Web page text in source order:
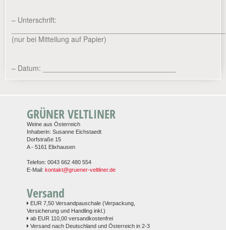
– Unterschrift:
(nur bei Mitteilung auf Papier)
– Datum: _________________________________
GRÜNER VELTLINER
Weine aus Österreich
Inhaberin: Susanne Eichstaedt
Dorfstraße 15
A - 5161 Elixhausen
Telefon: 0043 662 480 554
E-Mail: kontakt@gruener-veltliner.de
Versand
EUR 7,50 Versandpauschale (Verpackung,
Versicherung und Handling inkl.)
ab EUR 110,00 versandkostenfrei
Versand nach Deutschland und Österreich in 2-3